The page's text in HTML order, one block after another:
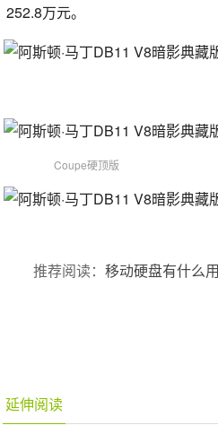
252.8万元。
Coupe硬顶版
推荐阅读：移动硬盘有什么用
延伸阅读